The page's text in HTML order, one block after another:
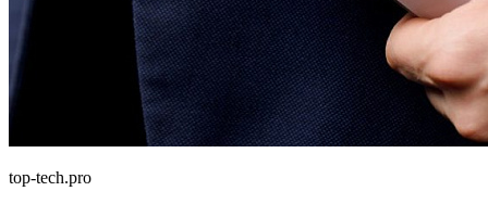
top-tech.pro